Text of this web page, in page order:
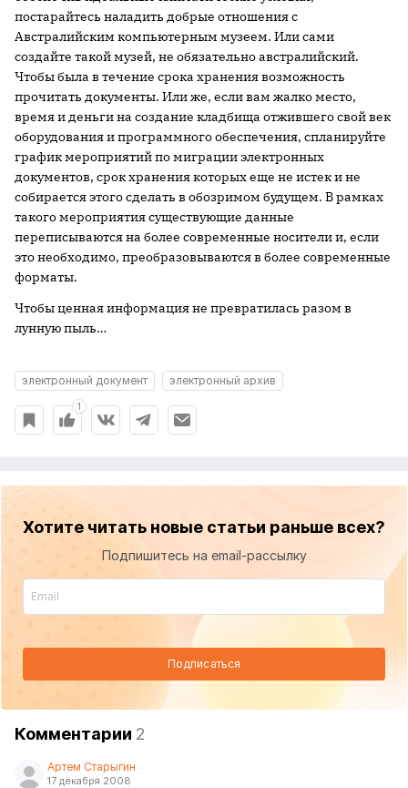
постарайтесь наладить добрые отношения с
Австралийским компьютерным музеем. Или сами
создайте такой музей, не обязательно австралийский.
Чтобы была в течение срока хранения возможность
прочитать документы. Или же, если вам жалко место,
время и деньги на создание кладбища отжившего свой век
оборудования и программного обеспечения, спланируйте
график мероприятий по миграции электронных
документов, срок хранения которых еще не истек и не
собирается этого сделать в обозримом будущем. В рамках
такого мероприятия существующие данные
переписываются на более современные носители и, если
это необходимо, преобразовываются в более современные
форматы.
Чтобы ценная информация не превратилась разом в
лунную пыль…
электронный документ электронный архив
1
Хотите читать новые статьи раньше всех?
Подпишитесь на email-рассылку
Подписаться
Комментарии 2
Артем Старыгин
17 декабря 2008